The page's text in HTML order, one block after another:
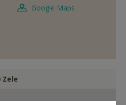
REGISTREREN
Google Maps
Zele